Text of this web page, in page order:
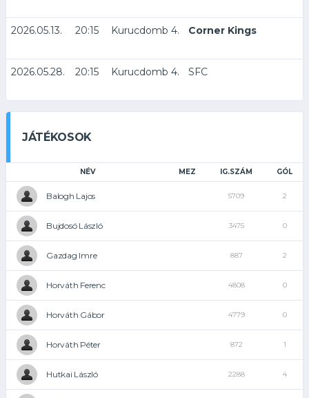
2026.05.13. 20:15 Kurucdomb 4. Corner Kings
2026.05.28. 20:15 Kurucdomb 4. SFC
JÁTÉKOSOK
NÉV MEZ IG.SZÁM GÓL
Balogh Lajos 5709 2
Bujdosó László 3475 0
Gazdag Imre 887 2
Horváth Ferenc 4808 0
Horváth Gábor 4779 0
Horváth Péter 872 1
Hutkai László 2288 4